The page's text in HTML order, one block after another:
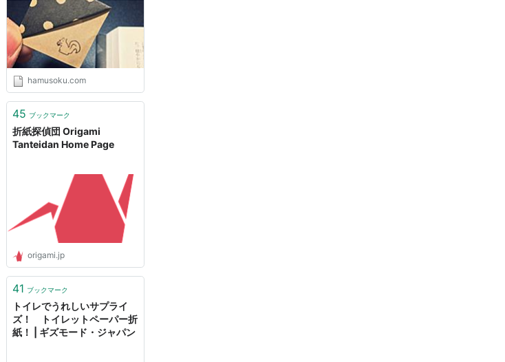
hamusoku.com
45 ブックマーク
折紙探偵団 Origami
Tanteidan Home Page
origami.jp
41 ブックマーク
トイレでうれしいサプライ
ズ！ トイレットペーパー折
紙！ | ギズモード・ジャパン